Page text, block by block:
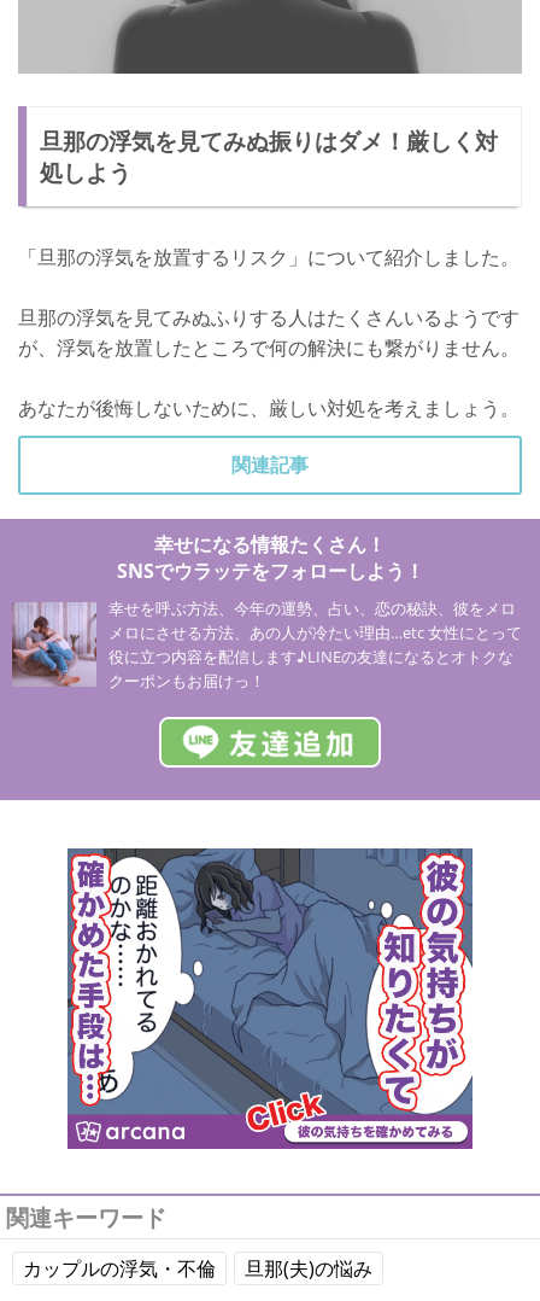
旦那の浮気を見てみぬ振りはダメ！厳しく対
処しよう
「旦那の浮気を放置するリスク」について紹介しました。
旦那の浮気を見てみぬふりする人はたくさんいるようです
が、浮気を放置したところで何の解決にも繋がりません。
あなたが後悔しないために、厳しい対処を考えましょう。
関連記事
幸せになる情報たくさん！
SNSでウラッテをフォローしよう！
幸せを呼ぶ方法、今年の運勢、占い、恋の秘訣、彼をメロ
メロにさせる方法、あの人が冷たい理由…etc 女性にとって
役に立つ内容を配信します♪LINEの友達になるとオトクな
クーポンもお届けっ！
関連キーワード
カップルの浮気・不倫 旦那(夫)の悩み